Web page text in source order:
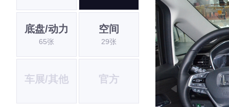
底盘/动力
65张
空间
29张
车展/其他 官方